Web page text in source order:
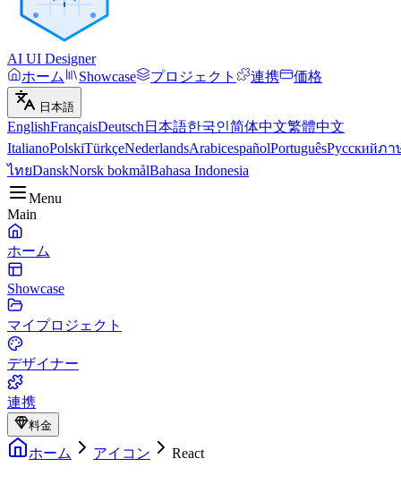
AI UI Designer
ホーム
Showcase プロジェクト 連携 価格
日本語
EnglishFrançaisDeutsch 日本語한국인简体中文繁體中文
ItalianoPolskiTürkçeNederlandsArabicespañolPortuguêsРусскийภา
ไทยDanskNorsk bokmålBahasa Indonesia
Menu
Main
ホーム
Showcase
マイプロジェクト
デザイナー
連携
料金
ホーム アイコン React